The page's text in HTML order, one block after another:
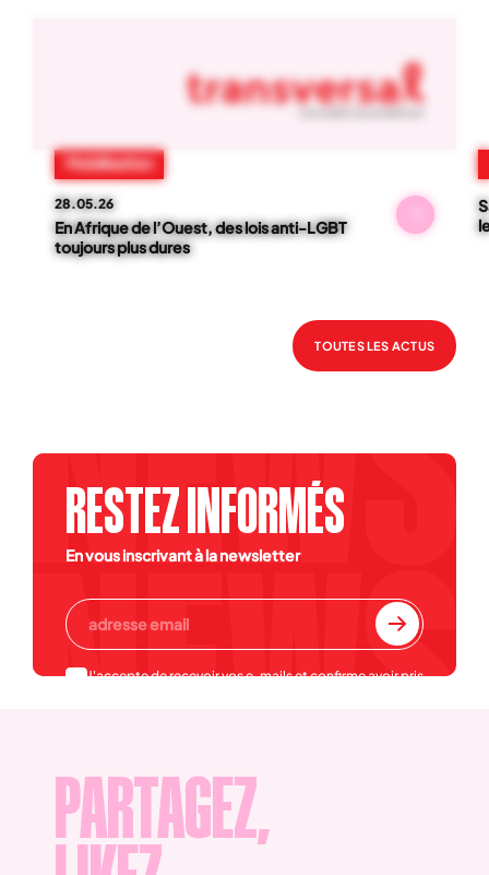
NOS ACTUS
Mobilisation
28.05.26
En Afrique de l’Ouest, des lois anti-LGBT
toujours plus dures
TOUTES LES ACTUS
RESTEZ INFORMÉS
En vous inscrivant à la newsletter
J'accepte de recevoir vos e-mails et confirme avoir pris
PARTAGEZ,